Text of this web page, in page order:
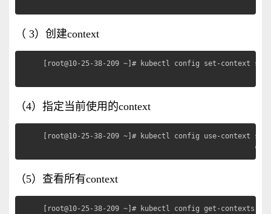
（ 3）创建context
[root@10-25-38-209 ~]# kubectl config set-context
（4）指定当前使用的context
[root@10-25-38-209 ~]# kubectl config use-context
context上下文
（5）查看所有context
[root@10-25-38-209 ~]# kubectl config get-contexts